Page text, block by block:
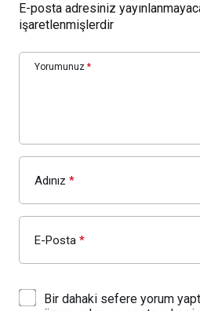
E-posta adresiniz
işaretlenmişlerdir
Yorumunuz *
Adınız *
E-Posta *
Bir dahaki sefere yorum